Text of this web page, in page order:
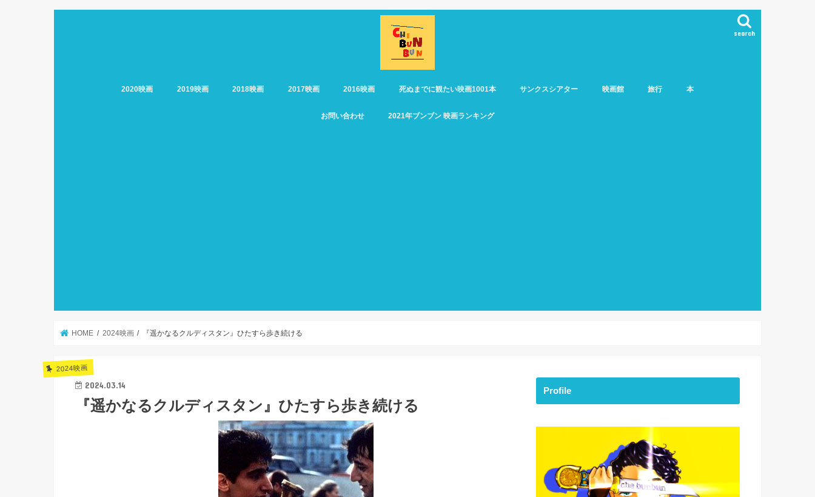
search
2020映画 2019映画 2018映画 2017映画 2016映画 死ぬまでに観たい映画1001本 サンクスシアター 映画館 旅行 本
お問い合わせ 2021年ブンブン 映画ランキング
HOME 2024映画 『遥かなるクルディスタン』ひたすら歩き続ける
2024映画
2024.03.14
『遥かなるクルディスタン』ひたすら歩き続ける
Profile